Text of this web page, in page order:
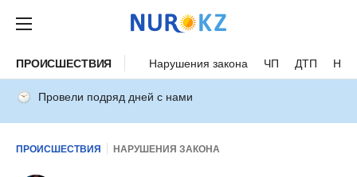
ПРОИСШЕСТВИЯ Нарушения закона ЧП ДТП
Провели подряд дней с нами
ПРОИСШЕСТВИЯ НАРУШЕНИЯ ЗАКОНА